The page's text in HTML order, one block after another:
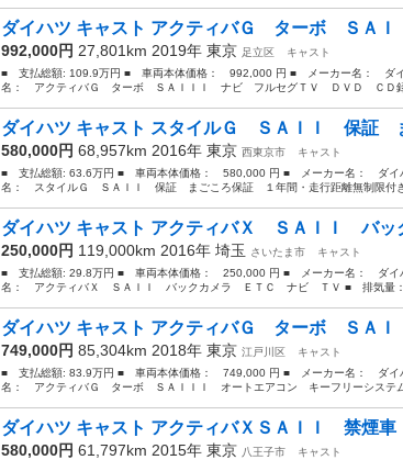
ダイハツ キャスト アクティバＧ ターボ ＳＡ
992,000円 27,801km 2019年 東京 足立区
キャスト
■ 支払総額: 109.9万円 ■ 車両本体価格： 992,000 円 ■ メーカー名： ダ
名： アクティバＧ ターボ ＳＡＩＩＩ ナビ フルセグＴＶ ＤＶＤ ＣＤ
ダイハツ キャスト スタイルＧ ＳＡＩＩ 保証
580,000円 68,957km 2016年 東京 西東京市
キャスト
■ 支払総額: 63.6万円 ■ 車両本体価格： 580,000 円 ■ メーカー名： ダ
名： スタイルＧ ＳＡＩＩ 保証 まごころ保証 １年間・走行距離無制限付き
ダイハツ キャスト アクティバＸ ＳＡＩＩ バ
250,000円 119,000km 2016年 埼玉 さいたま市
キャスト
■ 支払総額: 29.8万円 ■ 車両本体価格： 250,000 円 ■ メーカー名： ダ
名： アクティバＸ ＳＡＩＩ バックカメラ ＥＴＣ ナビ ＴＶ ■ 排気量
ダイハツ キャスト アクティバＧ ターボ ＳＡ
749,000円 85,304km 2018年 東京 江戸川区
キャスト
■ 支払総額: 83.9万円 ■ 車両本体価格： 749,000 円 ■ メーカー名： ダ
名： アクティバＧ ターボ ＳＡＩＩＩ オートエアコン キーフリーシステ
ダイハツ キャスト アクティバＸＳＡＩＩ 禁煙
580,000円 61,797km 2015年 東京 八王子市
キャスト